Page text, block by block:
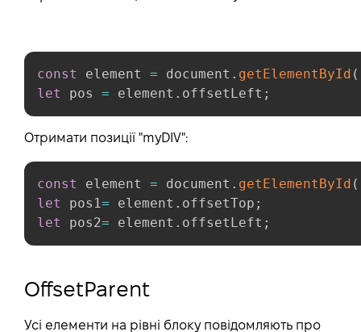
const element = document . getElementById (
let
pos = element . offsetLeft ;
Отримати позиції "myDIV":
const element = document . getElementById (
let
pos1= element . offsetTop ;
let
pos2= element . offsetLeft ;
OffsetParent
Усі елементи на рівні блоку повідомляють про